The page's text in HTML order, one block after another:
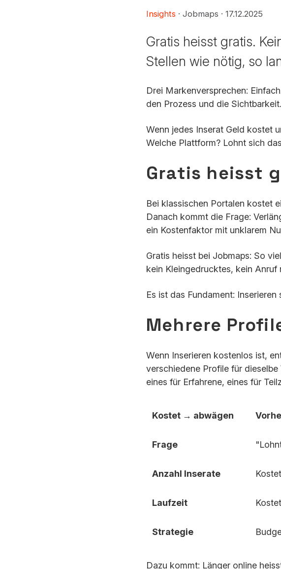
Insights · Jobmaps · 17.12.2025
Gratis heisst gratis.
Stellen wie nötig, so
Drei Markenversprechen:
den Prozess und die
Wenn jedes Inserat Geld kostet
Welche Plattform? Lohnt sich
Gratis heisst
Bei klassischen Portalen kostet
Danach kommt die Frage:
ein Kostenfaktor mit unklarem
Gratis heisst bei Jobmaps: So
kein Kleingedrucktes, kein Anruf
Es ist das Fundament:
Mehrere
Wenn Inserieren kostenlos ist,
verschiedene Profile für dieselbe
eines für Erfahrene, eines für
Kostet → abwägen
Frage
Anzahl Inserate
Laufzeit
Strategie
Dazu kommt: Länger online